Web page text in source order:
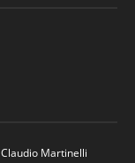
Claudio Martinelli